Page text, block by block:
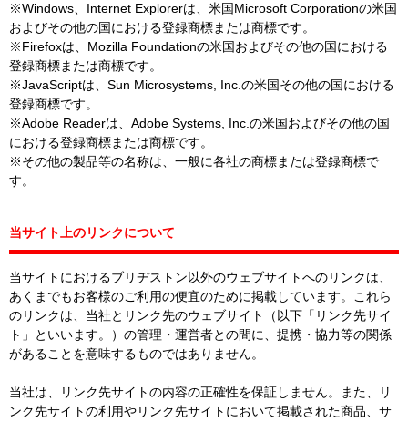
※Windows、Internet Explorerは、米国Microsoft Corporationの米国
およびその他の国における登録商標または商標です。
※Firefoxは、Mozilla Foundationの米国およびその他の国における
登録商標または商標です。
※JavaScriptは、Sun Microsystems, Inc.の米国その他の国における
登録商標です。
※Adobe Readerは、Adobe Systems, Inc.の米国およびその他の国
における登録商標または商標です。
※その他の製品等の名称は、一般に各社の商標または登録商標で
す。
当サイト上のリンクについて
当サイトにおけるブリヂストン以外のウェブサイトへのリンクは、
あくまでもお客様のご利用の便宜のために掲載しています。これら
のリンクは、当社とリンク先のウェブサイト（以下「リンク先サイ
ト」といいます。）の管理・運営者との間に、提携・協力等の関係
があることを意味するものではありません。
当社は、リンク先サイトの内容の正確性を保証しません。また、リ
ンク先サイトの利用やリンク先サイトにおいて掲載された商品、サ